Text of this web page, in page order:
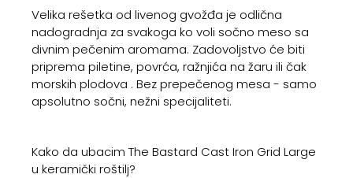
Velika rešetka od livenog gvožđa je odlična
nadogradnja za svakoga ko voli sočno meso sa
divnim pečenim aromama. Zadovoljstvo će biti
priprema piletine, povrća, ražnjića na žaru ili čak
morskih plodova . Bez prepečenog mesa - samo
apsolutno sočni, nežni specijaliteti.
Kako da ubacim The Bastard Cast Iron Grid Large
u keramički roštilj?